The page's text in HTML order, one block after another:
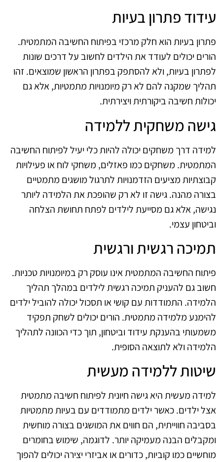
עידוד פתרון בעיות
פתרון בעיות הוא חלק מרכזי בפיתוח החשיבה המתמטית.
הורים יכולים לעודד את הילדים לחשוב על דרכים שונות
לפתרון בעיות, ולא להסתפק בפתרון הראשון שמוצאים. זהו
תהליך שמקנה להם לא רק מיומנויות מתמטיות, אלא גם
יכולות חשיבה ביקורתית ויצירתית.
גישה משחקית ללמידה
למידה דרך משחקים יכולה להיות כלי יעיל לפיתוח החשיבה
המתמטית. משחקים כמו פאזלים, משחקי לוח או פעילויות
קבוצתיות מציעים הזדמנויות לתרגול מושגים מתמטיים
בצורה מהנה. גישה זו לא רק שהופכת את הלמידה ליותר
נגישה, אלא גם מסייעת לילדים לפתח תחושת הצלחה
וביטחון עצמי.
תמיכה רגשית ורגשית
פיתוח החשיבה המתמטית אינו עוסק רק במיומנויות טכניות.
חשוב גם להעניק תמיכה רגשית לילדים במהלך תהליך
הלמידה. התמודדות עם קושי או תסכול יכולה להוביל ילדים
להימנע מלמידה מתמטית. הורים יכולים לשחק תפקיד
משמעותי בהענקת עידוד וביטחון, תוך כדי הכוונה לתהליך
הלמידה ולא לתוצאה הסופית.
שיטות ללמידה מעשית
למידה מעשית היא גישה חיונית לפיתוח חשיבה מתמטית
אצל ילדים. כאשר ילדים מתמודדים עם בעיות מתמטיות
בסביבה חווייתית, הם חווים את המושגים בצורה מוחשית
ומקבלים הבנה מעמיקה יותר. לדוגמה, שימוש בחומרים
מוחשיים כמו קוביות, כדורים או אביזרי יצירה יכולים להפוך